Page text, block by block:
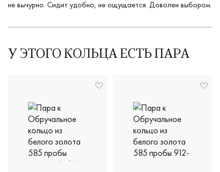
не вычурно. Сидит удобно, не ощущается. Доволен выбором.
У ЭТОГО КОЛЬЦА ЕСТЬ ПАРА